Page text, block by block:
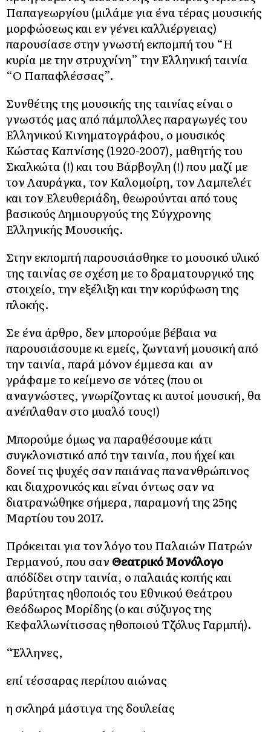
Παπαγεωργίου (μιλάμε για ένα τέρας μουσικής
μορφώσεως και εν γένει καλλιέργειας)
παρουσίασε στην γνωστή εκπομπή του “Η
κυρία με την στρυχνίνη” την Ελληνική ταινία
“Ο Παπαφλέσσας”.
Συνθέτης της μουσικής της ταινίας είναι ο
γνωστός μας από πάμπολλες παραγωγές του
Ελληνικού Κινηματογράφου, ο μουσικός
Κώστας Καπνίσης (1920-2007), μαθητής του
Σκαλκώτα (!) και του Βάρβογλη (!) που μαζί με
τον Λαυράγκα, τον Καλομοίρη, τον Λαμπελέτ
και τον Ελευθεριάδη, θεωρούνται από τους
βασικούς Δημιουργούς της Σύγχρονης
Ελληνικής Μουσικής.
Στην εκπομπή παρουσιάσθηκε το μουσικό υλικό
της ταινίας σε σχέση με το δραματουργικό της
στοιχείο, την εξέλιξη και την κορύφωση της
πλοκής.
Σε ένα άρθρο, δεν μπορούμε βέβαια να
παρουσιάσουμε κι εμείς, ζωντανή μουσική από
την ταινία, παρά μόνον έμμεσα και αν
γράφαμε το κείμενο σε νότες (που οι
αναγνώστες, γνωρίζοντας κι αυτοί μουσική, θα
ανέπλαθαν στο μυαλό τους!)
Μπορούμε όμως να παραθέσουμε κάτι
συγκλονιστικό από την ταινία, που ήχεί και
δονεί τις ψυχές σαν παιάνας πανανθρώπινος
και διαχρονικός και είναι όντως σαν να
διατρανώθηκε σήμερα, παραμονή της 25ης
Μαρτίου του 2017.
Πρόκειται για τον λόγο του Παλαιών Πατρών
Γερμανού, που σαν Θεατρικό Μονόλογο
απόδίδει στην ταινία, ο παλαιάς κοπής και
βαρύτητας ηθοποιός του Εθνικού Θεάτρου
Θεόδωρος Μορίδης (ο και σύζυγος της
Κεφαλλωνίτισσας ηθοποιού Τζόλυς Γαρμπή).
“Έλληνες,
επί τέσσαρας περίπου αιώνας
η σκληρά μάστιγα της δουλείας